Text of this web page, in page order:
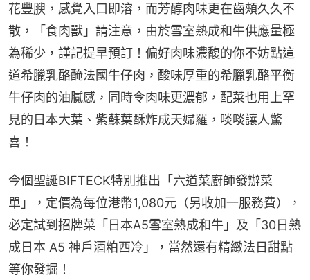
花豐腴，感覺入口即溶，而芳醇肉味更在齒頰久久不
散，「食肉獸」請注意，由於雪室熟成和牛供應量極
為稀少，謹記提早預訂！偏好肉味濃馥的你不妨點這
道希臘乳酪醃法國牛仔肉，酸味厚重的希臘乳酪平衡
牛仔肉的油膩感，同時令肉味更濃郁，配菜也用上罕
見的日本大葉、紫蘇葉酥炸成天婦羅，啖啖讓人驚
喜！
今個聖誕BIFTECK特別推出「六道菜廚師發辦菜
單」，定價為每位港幣1,080元（另收加一服務費），
必定試到招牌菜「日本A5雪室熟成和牛」及「30日熟
成日本 A5 神戶酒粕西冷」，當然還有精緻法日甜點
等你發掘！